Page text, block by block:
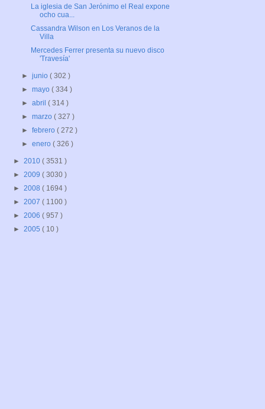
La iglesia de San Jerónimo el Real expone
ocho cua...
Cassandra Wilson en Los Veranos de la
Villa
Mercedes Ferrer presenta su nuevo disco
'Travesía'
►junio( 302 )
►mayo( 334 )
►abril( 314 )
►marzo( 327 )
►febrero( 272 )
►enero( 326 )
► 2010 ( 3531 )
► 2009 ( 3030 )
► 2008 ( 1694 )
► 2007 ( 1100 )
► 2006 ( 957 )
► 2005 ( 10 )